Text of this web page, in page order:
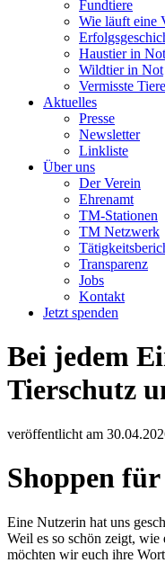
Fundtiere
Wie läuft eine
Haustier in Not
Wildtier in Not
Vermisste Tiere
Aktuelles
Presse
Newsletter
Linkliste
Über uns
Der Verein
Ehrenamt
TM-Stationen
TM Netzwerk
Transparenz
Jobs
Kontakt
Jetzt spenden
Bei jedem
Tierschutz
veröffentlicht am
Shoppen
Eine Nutzerin hat uns
Weil es so schön zeigt,
möchten wir euch ihre